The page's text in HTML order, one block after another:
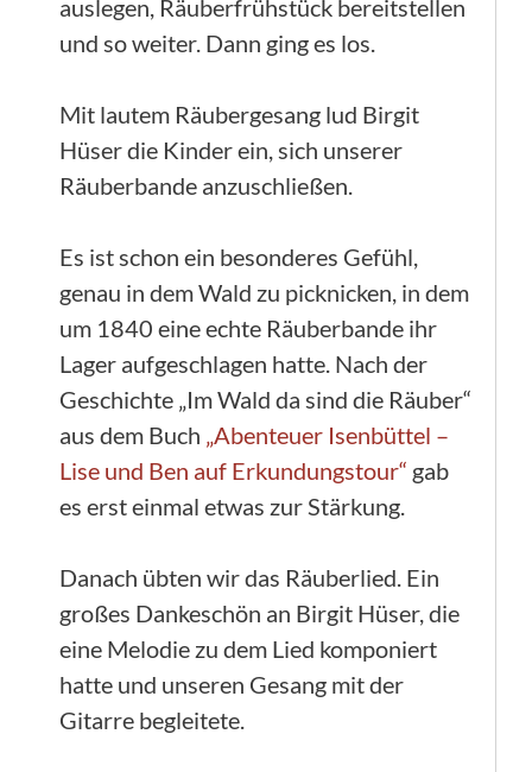
auslegen, Räuberfrühstück bereitstellen
und so weiter. Dann ging es los.
Mit lautem Räubergesang lud Birgit
Hüser die Kinder ein, sich unserer
Räuberbande anzuschließen.
Es ist schon ein besonderes Gefühl,
genau in dem Wald zu picknicken, in dem
um 1840 eine echte Räuberbande ihr
Lager aufgeschlagen hatte. Nach der
Geschichte „Im Wald da sind die Räuber“
aus dem Buch „Abenteuer Isenbüttel –
Lise und Ben auf Erkundungstour“ gab
es erst einmal etwas zur Stärkung.
Danach übten wir das Räuberlied. Ein
großes Dankeschön an Birgit Hüser, die
eine Melodie zu dem Lied komponiert
hatte und unseren Gesang mit der
Gitarre begleitete.